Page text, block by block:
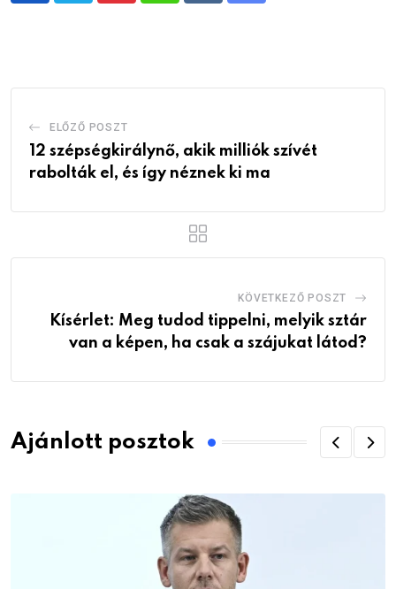
ELŐZŐ POSZT
12 szépségkirálynő, akik milliók szívét
rabolták el, és így néznek ki ma
KÖVETKEZŐ POSZT
Kísérlet: Meg tudod tippelni, melyik sztár
van a képen, ha csak a szájukat látod?
Ajánlott posztok